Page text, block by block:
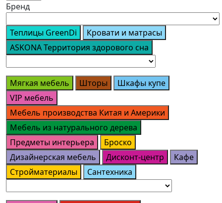
Бренд
Теплицы GreenDi
Кровати и матрасы
ASKONA Территория здорового сна
Мягкая мебель Шторы
Шкафы купе
VIP мебель
Мебель производства Китая и Америки
Мебель из натурального дерева
Предметы интерьера
Броско
Дизайнерская мебель
Дисконт-центр
Кафе
Стройматериалы
Сантехника